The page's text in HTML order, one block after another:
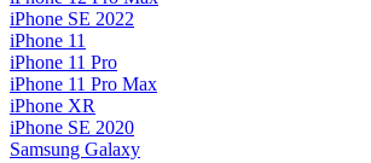
iPhone SE 2022
iPhone 11
iPhone 11 Pro
iPhone 11 Pro Max
iPhone XR
iPhone SE 2020
Samsung Galaxy